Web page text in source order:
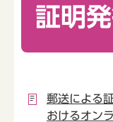
証明
郵送による
おけるオン